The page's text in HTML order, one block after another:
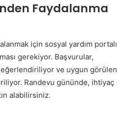
Faydalanma
için sosyal yardım portalı
gerekiyor. Başvurular,
ve uygun görülen
Randevu gününde, ihtiyaç
alabilirsiniz.